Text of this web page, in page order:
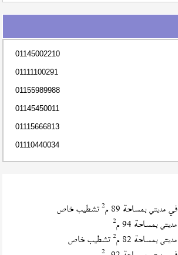
01145002210
01111100291
01155989988
01145450011
01115666813
01110440034
فيمدينتي بمساحة 89 م 2تشطيب خاص
مدينتي بمساحة 94 م 2
مدينتي بمساحة 82 م 2تشطيب خاص
2